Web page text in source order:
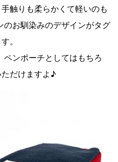
触りも柔らかくて軽いのも
お馴染みのデザインがタグ
。
ンポーチとしてはもちろ
だけますよ♪